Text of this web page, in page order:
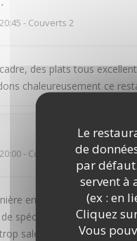
Le
de
par
servent à
(ex : en
Cliquez
Vous
- Couverts 2
des plats tous
chaleureusement ce
- Couverts 2
en Avril on était la
spécial, même un peu au
salée. Aubergine faite